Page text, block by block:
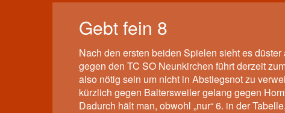
​Gebt fein 8
Nach den ersten beiden Spielen sieht es
gegen den TC SO Neunkirchen führt derzeit
also nötig sein um nicht in Abstiegsnot zu
kürzlich gegen Baltersweiler gelang gegen
Dadurch hält man, obwohl „nur“ 6. in der